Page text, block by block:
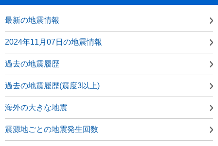
最新の地震情報
2024年11月07日の地震情報
過去の地震履歴
過去の地震履歴(震度3以上)
海外の大きな地震
震源地ごとの地震発生回数